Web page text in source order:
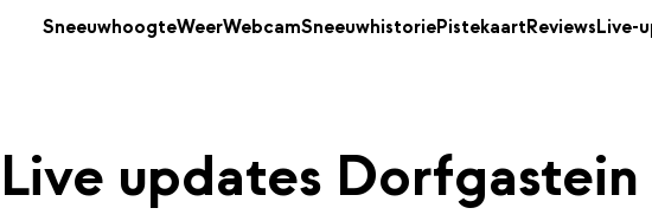
SneeuwhoogteWeerWebcamSneeuwhistoriePistekaartReviewsLive-
Live updates Dorfgastein